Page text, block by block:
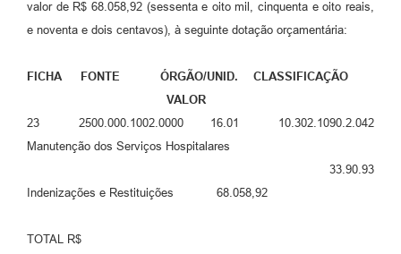
valor de R$ 68.058,92 (sessenta e oito mil, cinquenta e oito reais,
e noventa e dois centavos), à seguinte dotação orçamentária:
FICHA FONTE ÓRGÃO/UNID. CLASSIFICAÇÃO
VALOR
23 2500.000.1002.0000 16.01 10.302.1090.2.042
Manutenção dos Serviços Hospitalares
33.90.93
Indenizações e Restituições 68.058,92
TOTAL R$